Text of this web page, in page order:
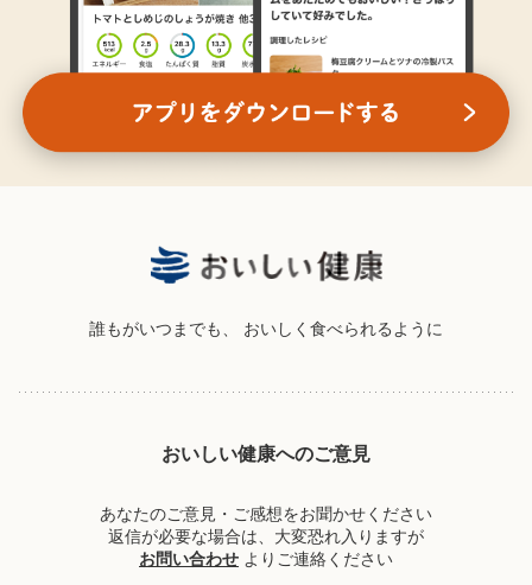
誰もがいつまでも、 おいしく食べられるように
おいしい健康へのご意見
あなたのご意見・ご感想をお聞かせください
返信が必要な場合は、大変恐れ入りますが
お問い合わせ よりご連絡ください